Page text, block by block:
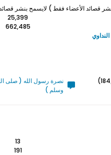
قصائد الأعضاء فقط ) لايسمح بنشر قصائد
25,399
662,485
نصرة رسول الله ( صلى
وسلم )
13
191